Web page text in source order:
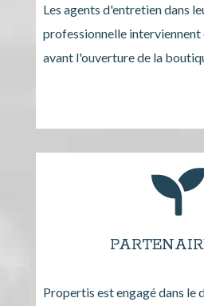
Les agents d'entretien dans
professionnelle
avant l'ouverture de la
Propertis est engagé dans le